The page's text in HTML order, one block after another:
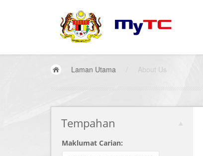
Laman Utama About Us
Tempahan
Maklumat Carian: